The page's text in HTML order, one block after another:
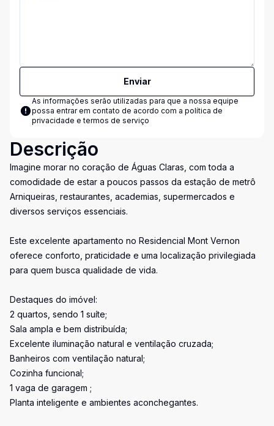
Enviar
As informações serão utilizadas para que a nossa equipe
possa entrar em contato de acordo com a política de
privacidade e termos de serviço
Descrição
Imagine morar no coração de Águas Claras, com toda a
comodidade de estar a poucos passos da estação de metrô
Arniqueiras, restaurantes, academias, supermercados e
diversos serviços essenciais.
Este excelente apartamento no Residencial Mont Vernon
oferece conforto, praticidade e uma localização privilegiada
para quem busca qualidade de vida.
Destaques do imóvel:
2 quartos, sendo 1 suíte;
Sala ampla e bem distribuída;
Excelente iluminação natural e ventilação cruzada;
Banheiros com ventilação natural;
Cozinha funcional;
1 vaga de garagem ;
Planta inteligente e ambientes aconchegantes.